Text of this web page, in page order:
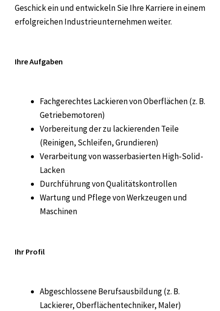
Geschick ein und entwickeln Sie Ihre Karriere in einem
erfolgreichen Industrieunternehmen weiter.
Ihre Aufgaben
Fachgerechtes Lackieren von Oberflächen (z. B.
Getriebemotoren)
Vorbereitung der zu lackierenden Teile
(Reinigen, Schleifen, Grundieren)
Verarbeitung von wasserbasierten High-Solid-
Lacken
Durchführung von Qualitätskontrollen
Wartung und Pflege von Werkzeugen und
Maschinen
Ihr Profil
Abgeschlossene Berufsausbildung (z. B.
Lackierer, Oberflächentechniker, Maler)